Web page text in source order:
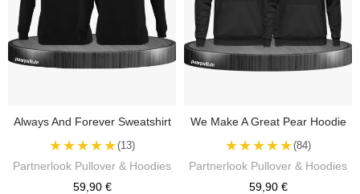
Always And Forever Sweatshirt
★★★★★(13)
Partnerlook Pullover & Hoodies
59,90 €
We Make A Great Pear Hoodie
★★★★★(84)
Partnerlook Pullover & Hoodies
59,90 €